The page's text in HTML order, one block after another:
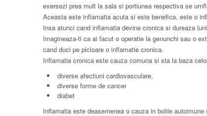
exersezi prea mult la sala si portiunea respectiva se
Aceasta este inflamatia acuta si este benefica, este o
Insa atunci cand inflamatia devine cronica si dureaza
Imagineaza-ti ca ai facut o operatie la genunchi sau o
cand duci pe picioare o inflamatie cronica.
Inflamatia cronica este cauza comuna si sta la baza
diverse afectiuni cardiovasculare,
diverse forme de cancer
diabet
Inflamatia este deasemenea o cauza in bolile